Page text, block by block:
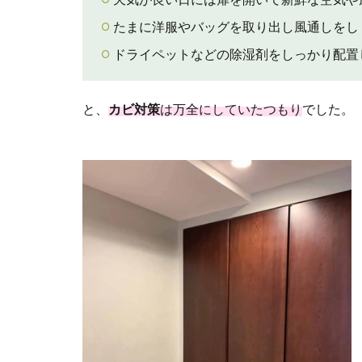
たまに洋服やバッグを取り出し風通しをし
ドライペットなどの除湿剤をしっかり配置
と、 カビ対策は万全にしていたつもりでした。